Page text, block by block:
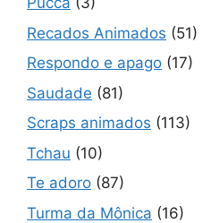
Recados Animados (51)
Respondo e apago (17)
Saudade (81)
Scraps animados (113)
Tchau (10)
Te adoro (87)
Turma da Mônica (16)